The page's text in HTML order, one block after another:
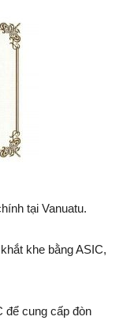
tại Vanuatu.
khe bằng ASIC,
để cung cấp đòn